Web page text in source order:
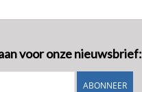
voor onze nieuwsbrief:
ABONNEER